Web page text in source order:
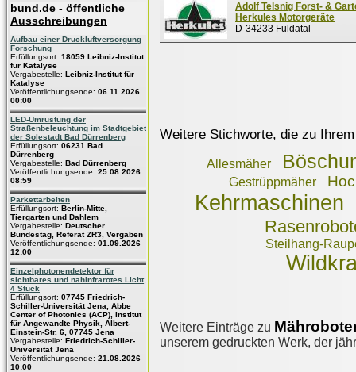
bund.de - öffentliche
Ausschreibungen
Aufbau einer Druckluftversorgung
Forschung
Erfüllungsort: 18059 Leibniz-Institut
für Katalyse
Vergabestelle: Leibniz-Institut für
Katalyse
Veröffentlichungsende: 06.11.2026
00:00
LED-Umrüstung der
Straßenbeleuchtung im Stadtgebiet
der Solestadt Bad Dürrenberg
Erfüllungsort: 06231 Bad
Dürrenberg
Vergabestelle: Bad Dürrenberg
Veröffentlichungsende: 25.08.2026
08:59
Parkettarbeiten
Erfüllungsort: Berlin-Mitte,
Tiergarten und Dahlem
Vergabestelle: Deutscher
Bundestag, Referat ZR3, Vergaben
Veröffentlichungsende: 01.09.2026
12:00
Einzelphotonendetektor für
sichtbares und nahinfrarotes Licht,
4 Stück
Erfüllungsort: 07745 Friedrich-
Schiller-Universität Jena, Abbe
Center of Photonics (ACP), Institut
für Angewandte Physik, Albert-
Einstein-Str. 6, 07745 Jena
Vergabestelle: Friedrich-Schiller-
Universität Jena
Veröffentlichungsende: 21.08.2026
10:00
Adolf Telsnig Forst- &
Herkules Motorgeräte
D-34233 Fuldatal
Weitere Stichworte, die zu
Allesmäher
Gestrüppmäher
Kehrmaschinen
Steilhang-
Weitere Einträge zu
unserem gedruckten Werk, der